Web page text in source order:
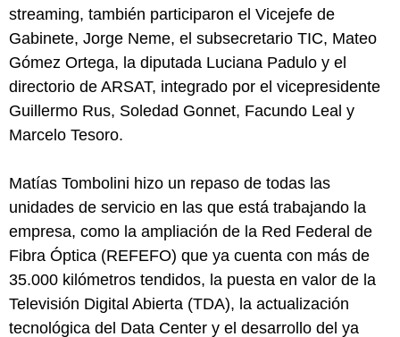
streaming, también participaron el Vicejefe de
Gabinete, Jorge Neme, el subsecretario TIC, Mateo
Gómez Ortega, la diputada Luciana Padulo y el
directorio de ARSAT, integrado por el vicepresidente
Guillermo Rus, Soledad Gonnet, Facundo Leal y
Marcelo Tesoro.
Matías Tombolini hizo un repaso de todas las
unidades de servicio en las que está trabajando la
empresa, como la ampliación de la Red Federal de
Fibra Óptica (REFEFO) que ya cuenta con más de
35.000 kilómetros tendidos, la puesta en valor de la
Televisión Digital Abierta (TDA), la actualización
tecnológica del Data Center y el desarrollo del ya